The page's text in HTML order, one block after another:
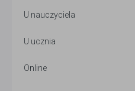
U nauczyciela
U ucznia
Online